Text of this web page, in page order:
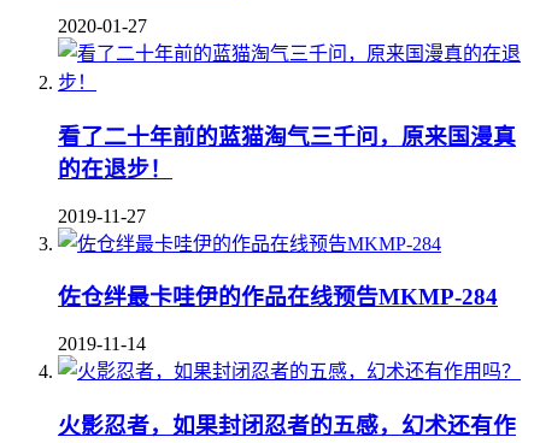
2020-01-27
看了二十年前的蓝猫淘气三千问，原来国漫真
的在退步！
2019-11-27
佐仓绊最卡哇伊的作品在线预告MKMP-284
2019-11-14
火影忍者，如果封闭忍者的五感，幻术还有作